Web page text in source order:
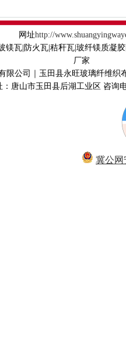
网址http://
镁瓦|防火瓦|秸秆瓦|玻纤镁质凝
厂家
限公司｜玉田县永旺玻璃纤维织
：唐山市玉田县后湖工业区 咨询
冀公网